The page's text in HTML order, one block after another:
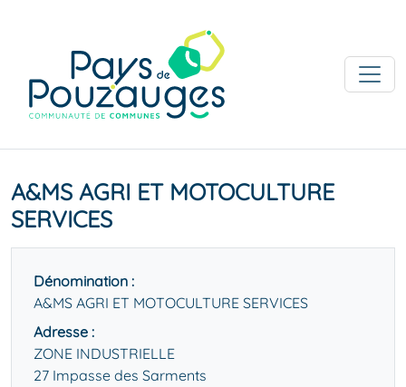
A&MS AGRI ET MOTOCULTURE
SERVICES
Dénomination :
A&MS AGRI ET MOTOCULTURE SERVICES
Adresse :
ZONE INDUSTRIELLE
27 Impasse des Sarments